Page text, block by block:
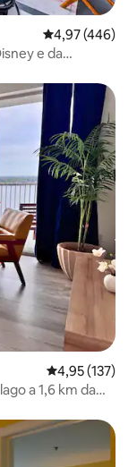
4,97 de uma
4,97 (446)
e da
4,95 de uma
4,95 (137)
a 1,6 km da